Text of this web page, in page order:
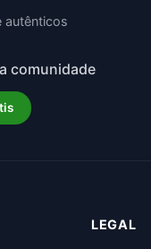
autênticos
comunidade
LEGAL